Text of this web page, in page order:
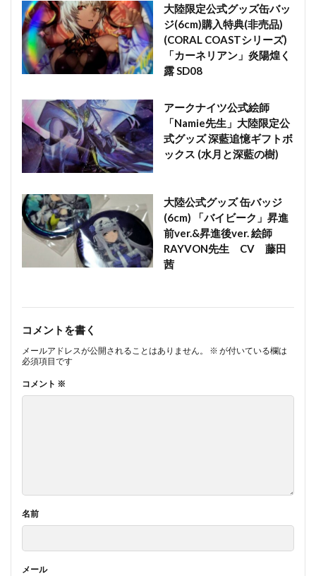
大陸限定公式グッズ缶バッ
ジ(6cm)購入特典(非売品)
(CORAL COASTシリーズ)
「カーネリアン」炎陽煌く
露 SD08
アークナイツ公式絵師
「Namie先生」大陸限定公
式グッズ 深藍追憶ギフトボ
ックス (水月と深藍の樹)
大陸公式グッズ 缶バッジ
(6cm) 「バイビーク」昇進
前ver.&昇進後ver. 絵師
RAYVON先生 CV 藤田
茜
コメントを書く
メールアドレスが公開されることはありません。 ※ が付いている欄は
必須項目です
コメント ※
名前
メール